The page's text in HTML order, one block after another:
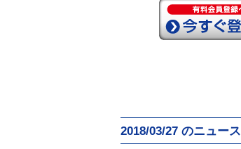
2018/03/27 のニュース